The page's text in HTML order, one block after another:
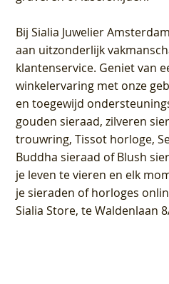
BijSialia Juwelier
aan uitzonderlijk
klantenservice. Geniet van
winkelervaring met onze
en toegewijd
gouden sieraad, zilveren
trouwring, Tissot horloge,
Buddha sieraad of Blush
je leven te vieren en elk
je sieraden of horloges
Sialia Store, te Waldenlaan